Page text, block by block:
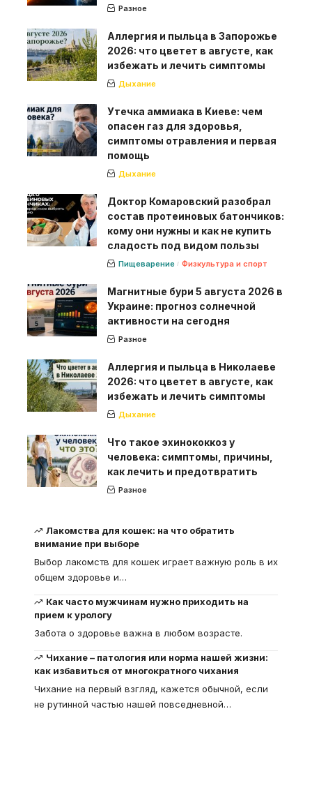
Разное
Аллергия и пыльца в Запорожье
2026: что цветет в августе, как
избежать и лечить симптомы
Дыхание
Утечка аммиака в Киеве: чем
опасен газ для здоровья,
симптомы отравления и первая
помощь
Дыхание
Доктор Комаровский разобрал
состав протеиновых батончиков:
кому они нужны и как не купить
сладость под видом пользы
Пищеварение Физкультура и спорт
Магнитные бури 5 августа 2026 в
Украине: прогноз солнечной
активности на сегодня
Разное
Аллергия и пыльца в Николаеве
2026: что цветет в августе, как
избежать и лечить симптомы
Дыхание
Что такое эхинококкоз у
человека: симптомы, причины,
как лечить и предотвратить
Разное
Лакомства для кошек: на что обратить
внимание при выборе
Выбор лакомств для кошек играет важную роль в их
общем здоровье и…
Как часто мужчинам нужно приходить на
прием к урологу
Забота о здоровье важна в любом возрасте.
Чихание – патология или норма нашей жизни:
как избавиться от многократного чихания
Чихание на первый взгляд, кажется обычной, если
не рутинной частью нашей повседневной…